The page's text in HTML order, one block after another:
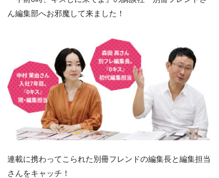
ん編集部へお邪魔して来ました！
連載に携わってこられた別冊フレンドの編集長と編集担当
さんをキャッチ！